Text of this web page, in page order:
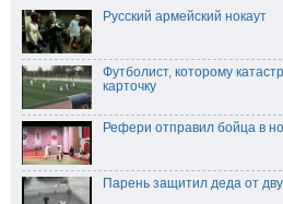
Русский армейский нокаут
Футболист, которому
карточку
Рефери отправил бойца в
Парень защитил деда от